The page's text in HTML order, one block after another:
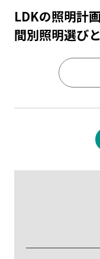
LDKの照明計
間別照明選び